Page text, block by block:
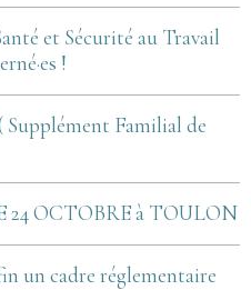
et Sécurité au Travail
!
Familial de
OCTOBRE à TOULON
un cadre réglementaire